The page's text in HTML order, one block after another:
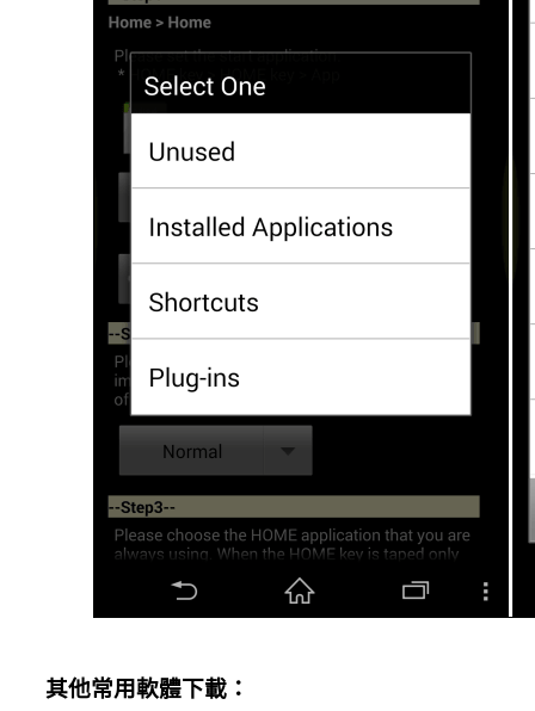
其他常用軟體下載：